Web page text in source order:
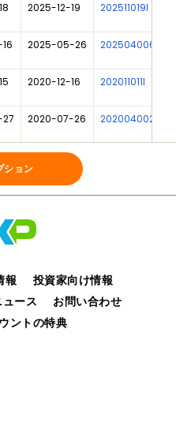
2025-12-19 202511019I
2025-05-26 202504006I
2020-12-16 202011011I
2020-07-26 202004002F01
2020-03-14
ション
報
投資家向け情報
ース
お問い合わせ
ントの特典